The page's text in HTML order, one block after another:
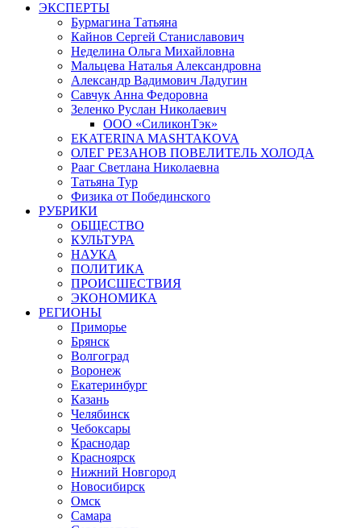
ЭКСПЕРТЫ
Бурмагина Татьяна
Кайнов Сергей Станиславович
Неделина Ольга Михайловна
Мальцева Наталья Александровна
Александр Вадимович Ладугин
Савчук Анна Федоровна
Зеленко Руслан Николаевич
ООО «СиликонТэк»
EKATERINA MASHTAKOVA
ОЛЕГ РЕЗАНОВ ПОВЕЛИТЕЛЬ ХОЛОДА
Рааг Светлана Николаевна
Татьяна Тур
Физика от Побединского
РУБРИКИ
ОБЩЕСТВО
КУЛЬТУРА
НАУКА
ПОЛИТИКА
ПРОИСШЕСТВИЯ
ЭКОНОМИКА
РЕГИОНЫ
Приморье
Брянск
Волгоград
Воронеж
Екатеринбург
Казань
Челябинск
Чебоксары
Краснодар
Красноярск
Нижний Новгород
Новосибирск
Омск
Самара